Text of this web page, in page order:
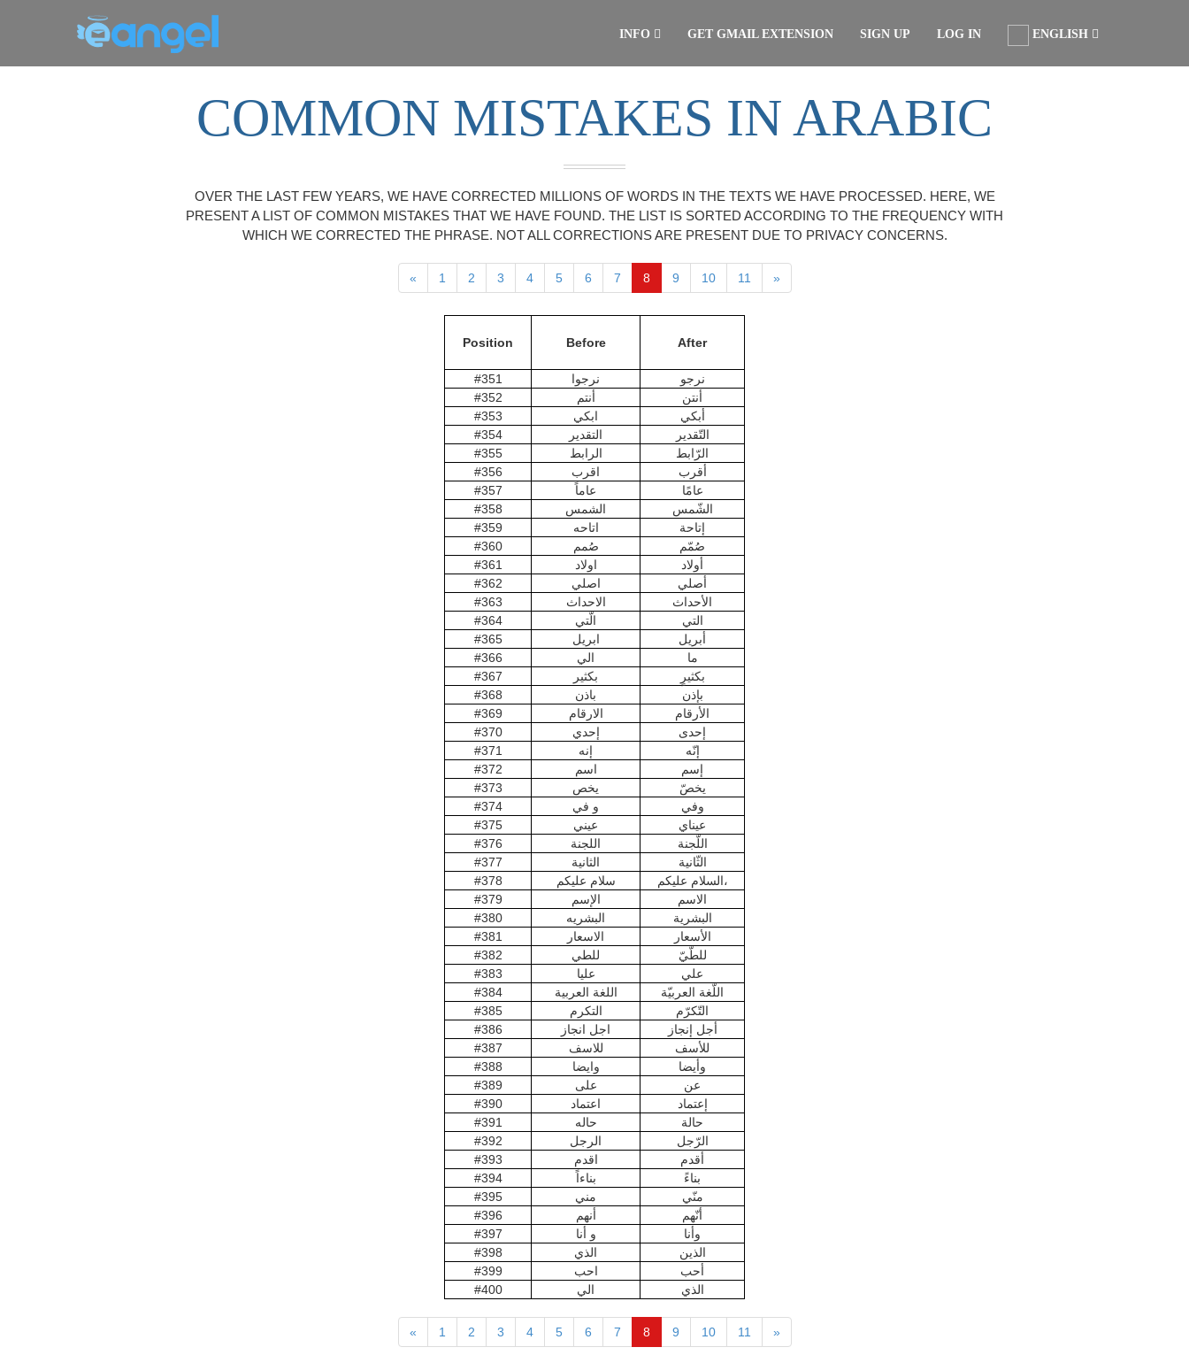
INFO GET GMAIL EXTENSION SIGN UP LOG IN ENGLISH
COMMON MISTAKES IN ARABIC
OVER THE LAST FEW YEARS, WE HAVE CORRECTED MILLIONS OF WORDS IN THE TEXTS WE HAVE PROCESSED. HERE, WE
PRESENT A LIST OF COMMON MISTAKES THAT WE HAVE FOUND. THE LIST IS SORTED ACCORDING TO THE FREQUENCY WITH
WHICH WE CORRECTED THE PHRASE. NOT ALL CORRECTIONS ARE PRESENT DUE TO PRIVACY CONCERNS.
« 1 2 3 4 5 6 7 8 9 10 11 »
Position Before After
#351 نرجوا
نرجو
#352
أنتم
أنتن
#353
ابكي
أبكي
#354
التقدير
التّقدير
#355
الرابط
الرّابط
#356
اقرب
أقرب
#357
عاماً
عامًا
#358
الشمس
الشّمس
#359
اتاحه
إتاحة
#360
صُمم
صُمّم
#361
اولاد
أولاد
#362
اصلي
أصلي
#363
الاحداث
الأحداث
#364
الّتي
التي
#365
ابريل
أبريل
#366
الي
ما
#367
بكثير
بكثيرٍ
#368
باذن
بإذن
#369
الارقام
الأرقام
#370
إحدي
إحدى
#371
إنه
إنّه
#372
اسم
إسم
#373
يخص
يخصّ
#374
و في
وفي
#375
عيني
عيناي
#376
اللجنة
اللّجنة
#377
الثانية
الثّانية
#378
سلام عليكم
السلام عليكم،
#379
الإسم
الاسم
#380
البشريه
البشرية
#381
الاسعار
الأسعار
#382
للطي
للطّيّ
#383
عليا
علي
#384
اللغة العربية
اللّغة العربيّة
#385
التكرم
التّكرّم
#386
اجل انجاز
أجل إنجاز
#387
للاسف
للأسف
#388
وايضا
وأيضا
#389
على
عن
#390
اعتماد
إعتماد
#391
حاله
حالة
#392
الرجل
الرّجل
#393
اقدم
أقدم
#394
بناءاً
بناءً
#395
مني
منّي
#396
أنهم
أنّهم
#397
و أنا
وأنا
#398
الذي
الذين
#399
احب
أحب
#400
الي الذي
« 1 2 3 4 5 6 7 8 9 10 11 »